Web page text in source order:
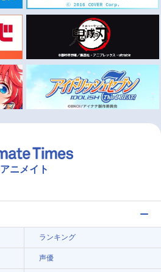
アニメイト
ランキング
声優